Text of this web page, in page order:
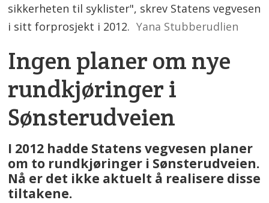
sikkerheten til syklister", skrev Statens vegvesen
i sitt forprosjekt i 2012. Yana Stubberudlien
Ingen planer om nye
rundkjøringer i
Sønsterudveien
I 2012 hadde Statens vegvesen planer
om to rundkjøringer i Sønsterudveien.
Nå er det ikke aktuelt å realisere disse
tiltakene.